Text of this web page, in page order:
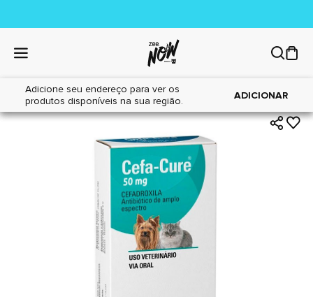
Adicione seu endereço para ver os
produtos disponíveis na sua região.
ADICIONAR
Home|Cães|Farmácia